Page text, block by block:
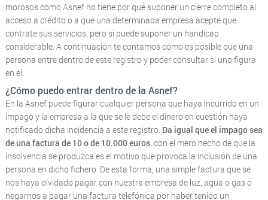
morosos como Asnef no tiene por qué suponer un cierre completo al
acceso a crédito o a que una determinada empresa acepte que
contrate sus servicios, pero sí puede suponer un handicap
considerable. A continuación te contamos cómo es posible que una
persona entre dentro de este registro y poder consultar si uno figura
en él.
¿Cómo puedo entrar dentro de la Asnef?
En la Asnef puede figurar cualquier persona que haya incurrido en un
impago y la empresa a la que se le debe el dinero en cuestión haya
notificado dicha incidencia a este registro. Da igual que el impago sea
de una factura de 10 o de 10.000 euros, con el mero hecho de que la
insolvencia se produzca es el motivo que provoca la inclusión de una
persona en dicho fichero. De esta forma, una simple factura que se
nos haya olvidado pagar con nuestra empresa de luz, agua o gas o
negarnos a pagar una factura telefónica por haber tenido un